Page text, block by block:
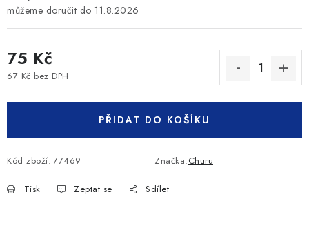
11.8.2026
75 Kč
67 Kč bez DPH
PŘIDAT DO KOŠÍKU
Kód zboží: 77469 Značka:Churu
Tisk Zeptat se Sdílet